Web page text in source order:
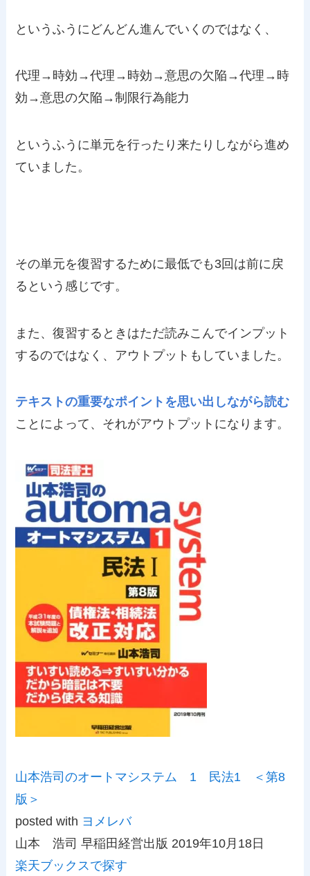
というふうにどんどん進んでいくのではなく、
代理→時効→代理→時効→意思の欠陥→代理→時
効→意思の欠陥→制限行為能力
というふうに単元を行ったり来たりしながら進め
ていました。
その単元を復習するために最低でも3回は前に戻
るという感じです。
また、復習するときはただ読みこんでインプット
するのではなく、アウトプットもしていました。
テキストの重要なポイントを思い出しながら読む
ことによって、それがアウトプットになります。
山本浩司のオートマシステム 1 民法1 ＜第8
版＞
posted with ヨメレバ
山本 浩司 早稲田経営出版 2019年10月18日
楽天ブックスで探す